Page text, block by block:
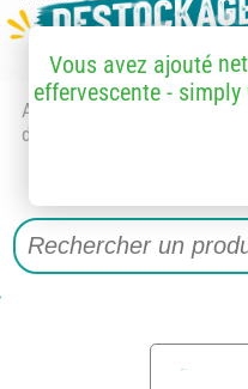
Accueil
> Accessoires et
détachées
Vous avez ajouté
effervescente -